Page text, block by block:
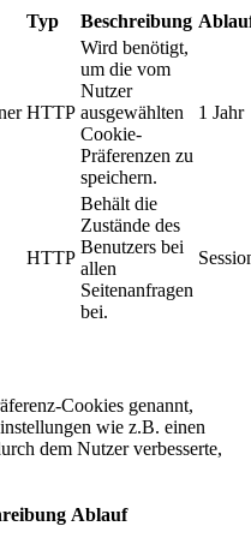
Typ Beschreibung
HTTP
Wird benötigt,
um die vom
Nutzer
ausgewählten
Cookie-
Präferenzen zu
speichern.
1 Jahr
HTTP
Behält die
Zustände des
Benutzers bei
allen
Seitenanfragen
bei.
Cookies genannt,
wie z.B. einen
dem Nutzer verbesserte,
Ablauf